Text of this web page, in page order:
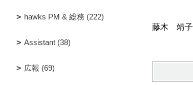
藤木 靖子
hawks PM & 総務 (222)
Assistant (38)
広報 (69)